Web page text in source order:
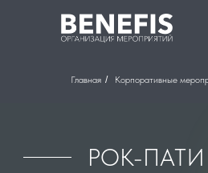
Главная / Корпоративные
РОК-ПАТИ